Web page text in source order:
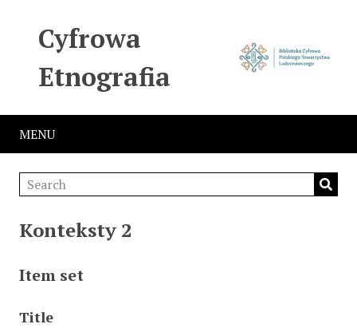
Cyfrowa
Etnografia
MENU
Konteksty 2
Item set
Title